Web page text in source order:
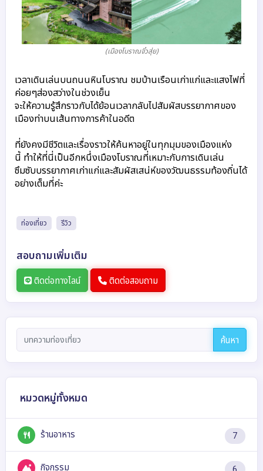
(เมืองโบราณจั๋วสุ่ย)
เวลาเดินเล่นบนถนนหินโบราณ ชมบ้านเรือนเก่าแก่และแสงไฟที่
ค่อยๆส่องสว่างในช่วงเย็น
จะให้ความรู้สึกราวกับได้ย้อนเวลากลับไปสัมผัสบรรยากาศของ
เมืองท่าบนเส้นทางการค้าในอดีต
ที่ยังคงมีชีวิตและเรื่องราวให้ค้นหาอยู่ในทุกมุมของเมืองแห่ง
นี้ ทำให้ที่นี่เป็นอีกหนึ่งเมืองโบราณที่เหมาะกับการเดินเล่น
ซึมซับบรรยากาศเก่าแก่และสัมผัสเสน่ห์ของวัฒนธรรมท้องถิ่นได้
อย่างเต็มที่ค่ะ
ท่องเที่ยว รีวิว
สอบถามเพิ่มเติม
ติดต่อทางไลน์ ติดต่อสอบถาม
ค้นหา
หมวดหมู่ทั้งหมด
ร้านอาหาร 7
กิจกรรม